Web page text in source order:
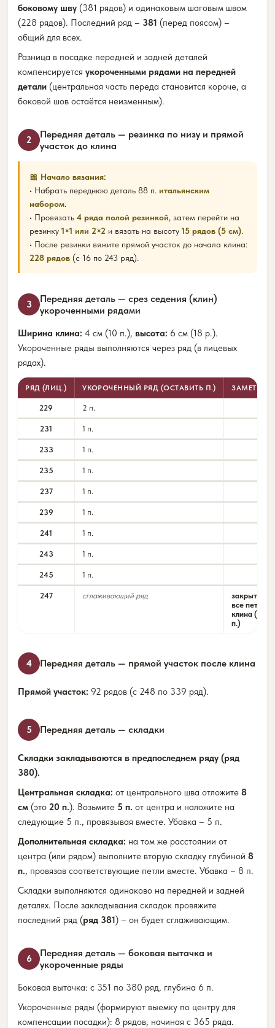
боковому шву (381 рядов) и одинаковым шаговым швом
(228 рядов). Последний ряд – 381 (перед поясом) –
общий для всех.
Разница в посадке передней и задней деталей
компенсируется укороченными рядами на передней
детали (центральная часть переда становится короче, а
боковой шов остаётся неизменным).
2
Передняя деталь — резинка по низу и прямой
участок до клина
🎀 Начало вязания:
• Набрать переднюю деталь 88 п. итальянским
набором.
• Провязать 4 ряда полой резинкой, затем перейти на
резинку 1×1 или 2×2 и вязать на высоту 15 рядов (5 см).
• После резинки вяжите прямой участок до начала клина:
228 рядов (с 16 по 243 ряд).
3
Передняя деталь — срез седения (клин)
укороченными рядами
Ширина клина: 4 см (10 п.), высота: 6 см (18 р.).
Укороченные ряды выполняются через ряд (в лицевых
рядах).
РЯД (ЛИЦ.) УКОРОЧЕННЫЙ РЯД (ОСТАВИТЬ П.) ЗАМЕТКИ
229 2 п.
231 1 п.
233 1 п.
235 1 п.
237 1 п.
239 1 п.
241 1 п.
243 1 п.
245 1 п.
247 сглаживающий ряд
закрыть
все петли
клина (10
п.)
4 Передняя деталь — прямой участок после клина
Прямой участок: 92 рядов (с 248 по 339 ряд).
5 Передняя деталь — складки
Складки закладываются в предпоследнем ряду (ряд
380).
Центральная складка: от центрального шва отложите 8
см (это 20 п.). Возьмите 5 п. от центра и наложите на
следующие 5 п., провязывая вместе. Убавка – 5 п.
Дополнительная складка: на том же расстоянии от
центра (или рядом) выполните вторую складку глубиной 8
п., провязав соответствующие петли вместе. Убавка – 8 п.
Складки выполняются одинаково на передней и задней
деталях. После закладывания складок провяжите
последний ряд (ряд 381) – он будет сглаживающим.
6
Передняя деталь — боковая вытачка и
укороченные ряды
Боковая вытачка: с 351 по 380 ряд, глубина 6 п.
Укороченные ряды (формируют выемку по центру для
компенсации посадки): 8 рядов, начиная с 365 ряда.